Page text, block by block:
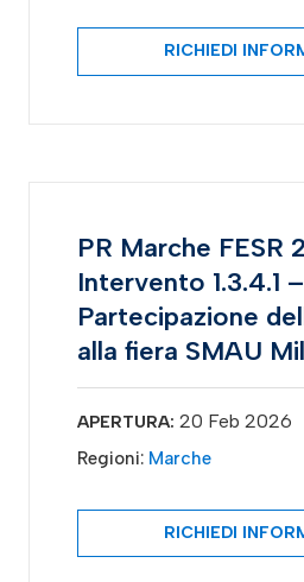
RICHIEDI
PR Marche FESR
Intervento 1.3.4.1 –
Partecipazione
alla fiera SMAU
APERTURA: 20 Feb 2026
Regioni: Marche
RICHIEDI